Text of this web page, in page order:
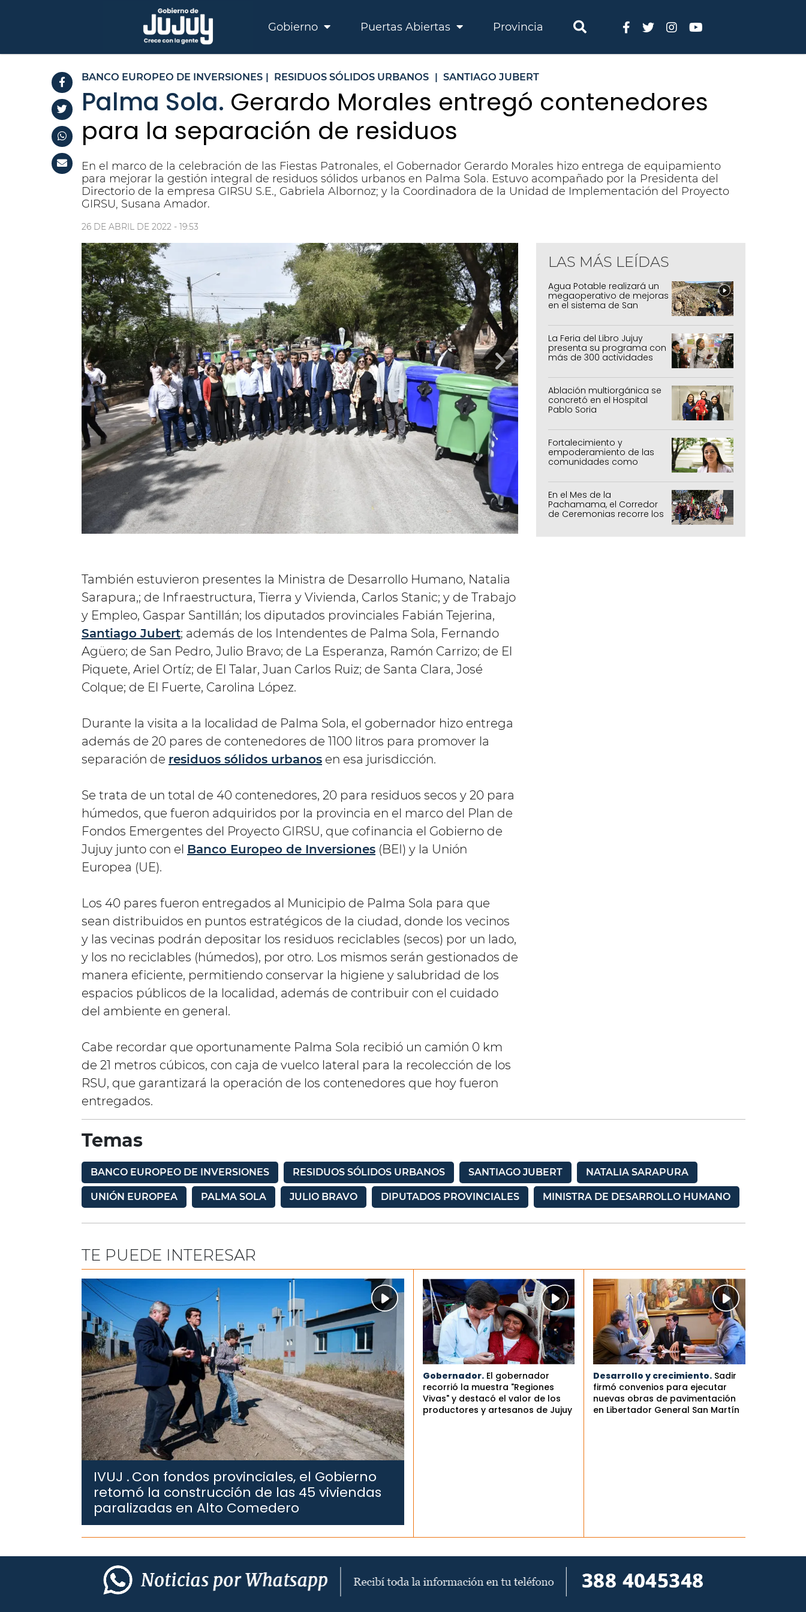
Gobierno Puertas Abiertas Provincia
BANCO EUROPEO DE INVERSIONES | RESIDUOS SÓLIDOS URBANOS | SANTIAGO JUBERT
Palma Sola. Gerardo Morales entregó contenedores
para la separación de residuos
En el marco de la celebración de las Fiestas Patronales, el Gobernador Gerardo Morales hizo entrega de equipamiento
para mejorar la gestión integral de residuos sólidos urbanos en Palma Sola. Estuvo acompañado por la Presidenta del
Directorio de la empresa GIRSU S.E., Gabriela Albornoz; y la Coordinadora de la Unidad de Implementación del Proyecto
GIRSU, Susana Amador.
26 DE ABRIL DE 2022 - 19:53
También estuvieron presentes la Ministra de Desarrollo Humano, Natalia
Sarapura,; de Infraestructura, Tierra y Vivienda, Carlos Stanic; y de Trabajo
y Empleo, Gaspar Santillán; los diputados provinciales Fabián Tejerina,
Santiago Jubert; además de los Intendentes de Palma Sola, Fernando
Agüero; de San Pedro, Julio Bravo; de La Esperanza, Ramón Carrizo; de El
Piquete, Ariel Ortíz; de El Talar, Juan Carlos Ruiz; de Santa Clara, José
Colque; de El Fuerte, Carolina López.
Durante la visita a la localidad de Palma Sola, el gobernador hizo entrega
además de 20 pares de contenedores de 1100 litros para promover la
separación de residuos sólidos urbanos en esa jurisdicción.
Se trata de un total de 40 contenedores, 20 para residuos secos y 20 para
húmedos, que fueron adquiridos por la provincia en el marco del Plan de
Fondos Emergentes del Proyecto GIRSU, que cofinancia el Gobierno de
Jujuy junto con el Banco Europeo de Inversiones (BEI) y la Unión
Europea (UE).
Los 40 pares fueron entregados al Municipio de Palma Sola para que
sean distribuidos en puntos estratégicos de la ciudad, donde los vecinos
y las vecinas podrán depositar los residuos reciclables (secos) por un lado,
y los no reciclables (húmedos), por otro. Los mismos serán gestionados de
manera eficiente, permitiendo conservar la higiene y salubridad de los
espacios públicos de la localidad, además de contribuir con el cuidado
del ambiente en general.
Cabe recordar que oportunamente Palma Sola recibió un camión 0 km
de 21 metros cúbicos, con caja de vuelco lateral para la recolección de los
RSU, que garantizará la operación de los contenedores que hoy fueron
entregados.
LAS MÁS LEÍDAS
Agua Potable realizará un
megaoperativo de mejoras
en el sistema de San
La Feria del Libro Jujuy
presenta su programa con
más de 300 actividades
Ablación multiorgánica se
concretó en el Hospital
Pablo Soria
Fortalecimiento y
empoderamiento de las
comunidades como
En el Mes de la
Pachamama, el Corredor
de Ceremonias recorre los
Temas
BANCO EUROPEO DE INVERSIONES RESIDUOS SÓLIDOS URBANOS SANTIAGO JUBERT NATALIA SARAPURA
UNIÓN EUROPEA PALMA SOLA JULIO BRAVO DIPUTADOS PROVINCIALES MINISTRA DE DESARROLLO HUMANO
TE PUEDE INTERESAR
IVUJ .Con fondos provinciales, el Gobierno
retomó la construcción de las 45 viviendas
paralizadas en Alto Comedero
Gobernador. El gobernador
recorrió la muestra "Regiones
Vivas" y destacó el valor de los
productores y artesanos de Jujuy
Desarrollo y crecimiento. Sadir
firmó convenios para ejecutar
nuevas obras de pavimentación
en Libertador General San Martín